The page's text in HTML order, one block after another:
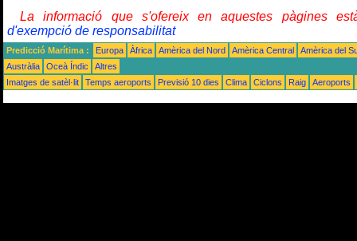
La informació que s'ofereix en aquestes pàgines
d'exempció de responsabilitat
Predicció Marítima : Europa Àfrica Amèrica del Nord Amèrica Central
Amèrica del
Austràlia
Oceà Índic
Altres
Imatges de satèl·lit
Temps aeroports Previsió 10 dies Clima Ciclons Raig Aeroports